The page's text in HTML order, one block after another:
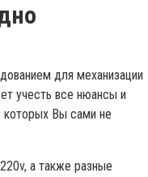
для механизации
учесть все нюансы и
которых Вы сами не
а также разные